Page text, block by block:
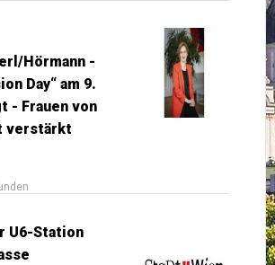
Hörmann -
Day“ am 9.
- Frauen von
verstärkt
U6-Station